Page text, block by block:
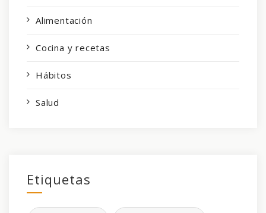
Alimentación
Cocina y recetas
Hábitos
Salud
Etiquetas